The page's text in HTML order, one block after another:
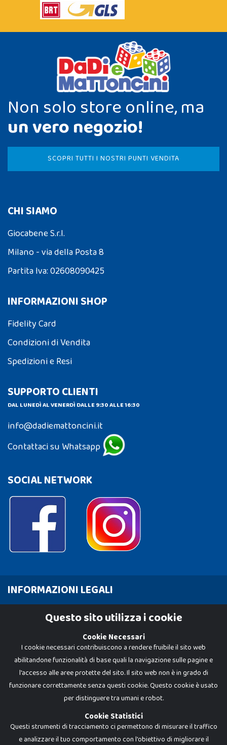
Non solo store online, ma
un vero negozio!
SCOPRI TUTTI I NOSTRI PUNTI VENDITA
CHI SIAMO
Giocabene S.r.l.
Milano - via della Posta 8
Partita Iva: 02608090425
INFORMAZIONI SHOP
Fidelity Card
Condizioni di Vendita
Spedizioni e Resi
SUPPORTO CLIENTI
DAL LUNEDÌ AL VENERDÌ DALLE 9:30 ALLE 16:30
info@dadiemattoncini.it
Contattaci su Whatsapp
SOCIAL NETWORK
INFORMAZIONI LEGALI
Cookie PolicyQuesto sito utilizza i cookie
Cookie Necessari
I cookie necessari contribuiscono a rendere fruibile il sito web
abilitandone funzionalità di base quali la navigazione sulle pagine e
l'accesso alle aree protette del sito. Il sito web non è in grado di
funzionare correttamente senza questi cookie. Questo cookie è usato
per distinguere tra umani e robot.
Cookie Statistici
Questi strumenti di tracciamento ci permettono di misurare il traffico
e analizzare il tuo comportamento con l'obiettivo di migliorare il